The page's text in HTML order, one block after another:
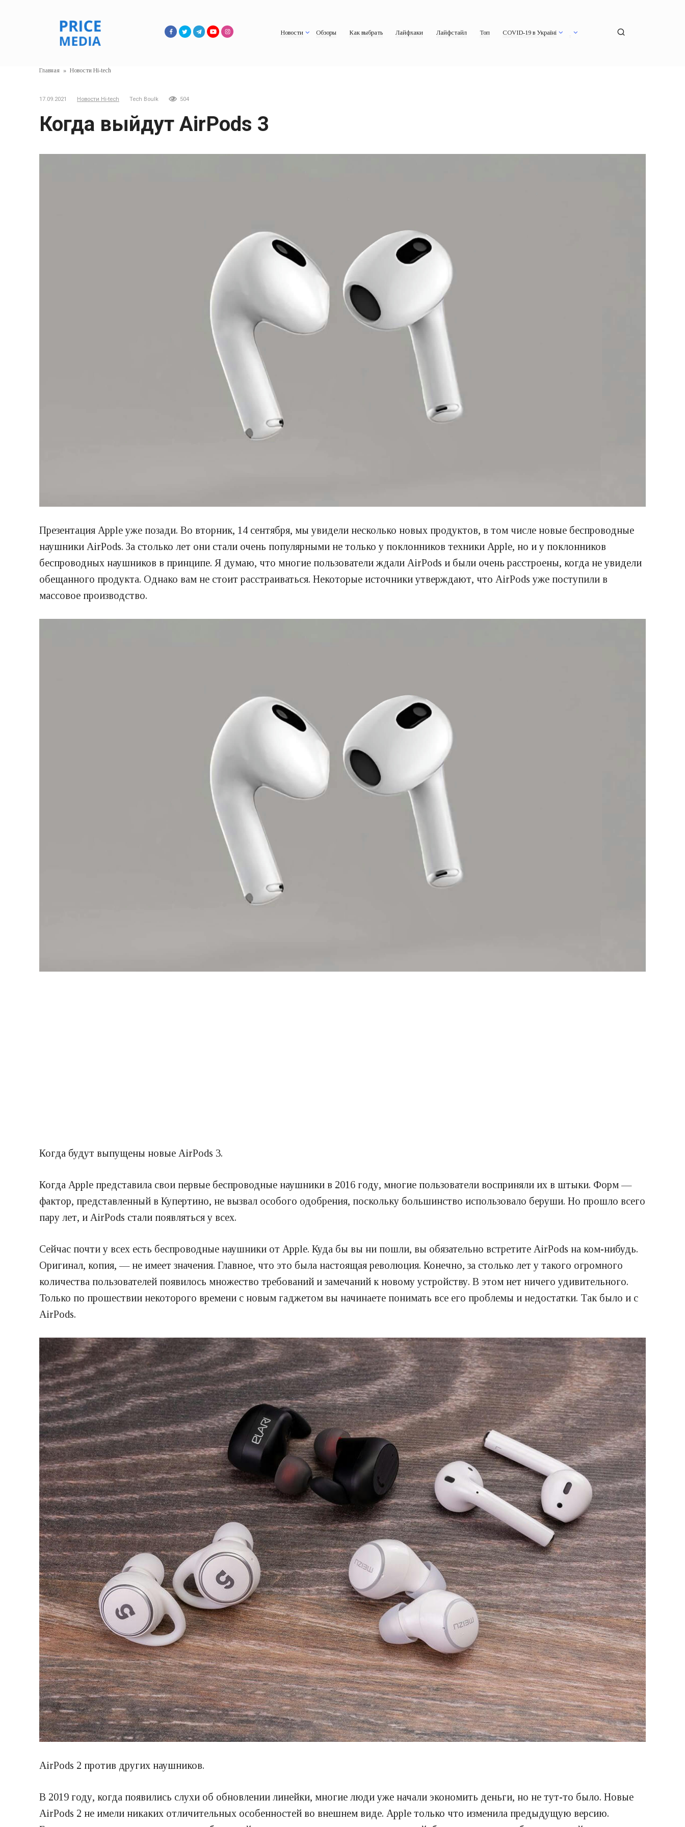
Новости Обзоры Как выбрать Лайфхаки Лайфстайл Топ COVID-19 в Україні
Главная » Новости Hi-tech
17.09.2021 Новости Hi-tech Tech Boulk 504
Когда выйдут AirPods 3
Презентация Apple уже позади. Во вторник, 14 сентября, мы увидели несколько новых продуктов, в том числе новые беспроводные
наушники AirPods. За столько лет они стали очень популярными не только у поклонников техники Apple, но и у поклонников
беспроводных наушников в принципе. Я думаю, что многие пользователи ждали AirPods и были очень расстроены, когда не увидели
обещанного продукта. Однако вам не стоит расстраиваться. Некоторые источники утверждают, что AirPods уже поступили в
массовое производство.
Когда будут выпущены новые AirPods 3.
Когда Apple представила свои первые беспроводные наушники в 2016 году, многие пользователи восприняли их в штыки. Форм —
фактор, представленный в Купертино, не вызвал особого одобрения, поскольку большинство использовало беруши. Но прошло всего
пару лет, и AirPods стали появляться у всех.
Сейчас почти у всех есть беспроводные наушники от Apple. Куда бы вы ни пошли, вы обязательно встретите AirPods на ком-нибудь.
Оригинал, копия, — не имеет значения. Главное, что это была настоящая революция. Конечно, за столько лет у такого огромного
количества пользователей появилось множество требований и замечаний к новому устройству. В этом нет ничего удивительного.
Только по прошествии некоторого времени с новым гаджетом вы начинаете понимать все его проблемы и недостатки. Так было и с
AirPods.
AirPods 2 против других наушников.
В 2019 году, когда появились слухи об обновлении линейки, многие люди уже начали экономить деньги, но не тут-то было. Новые
AirPods 2 не имели никаких отличительных особенностей во внешнем виде. Apple только что изменила предыдущую версию.